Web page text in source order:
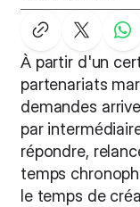
À partir d'un
partenariats
demandes
par
répondre,
temps
le temps de